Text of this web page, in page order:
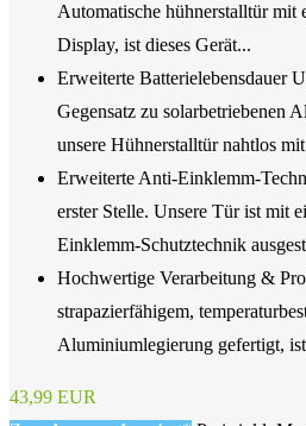
Automatische hühnerstalltür mit
Display, ist dieses Gerät...
Erweiterte Batterielebensdauer
Gegensatz zu solarbetriebenen
unsere Hühnerstalltür nahtlos
Erweiterte Anti-Einklemm-
erster Stelle. Unsere Tür ist mit
Einklemm-Schutztechnik
Hochwertige Verarbeitung &
strapazierfähigem,
Aluminiumlegierung gefertigt,
43,99 EUR